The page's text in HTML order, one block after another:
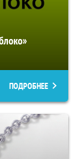
ПОДРОБНЕЕ